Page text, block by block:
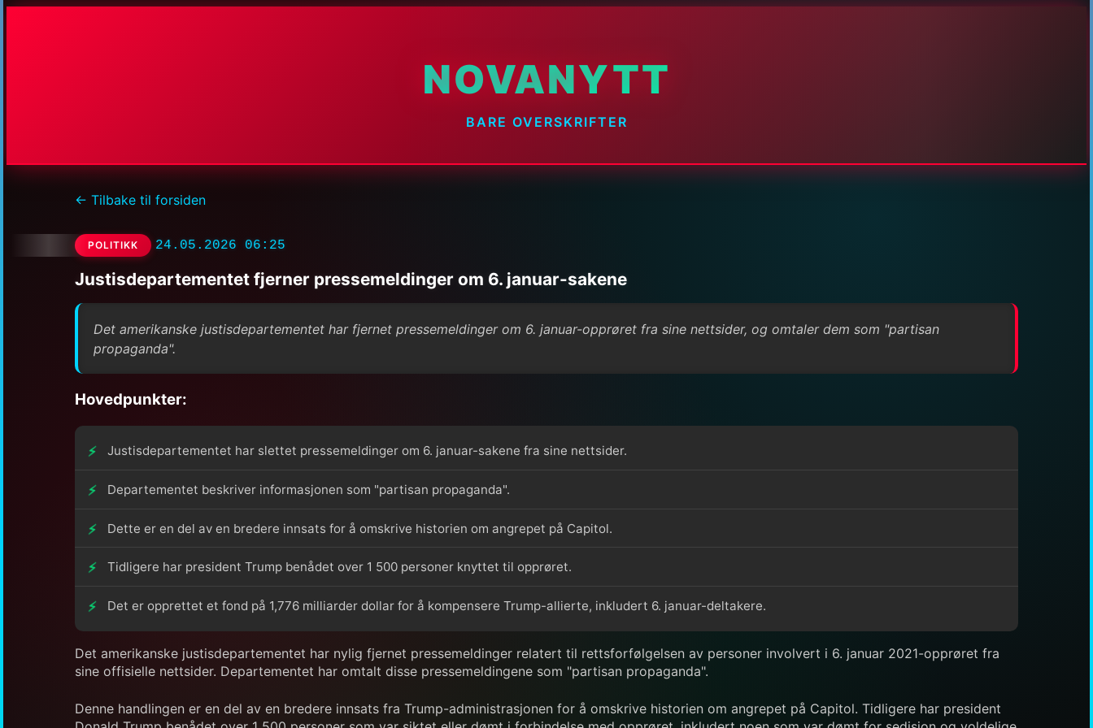
NOVANYTT
BARE OVERSKRIFTER
← Tilbake til forsiden
POLITIKK 24.05.2026 06:25
Justisdepartementet fjerner pressemeldinger om 6. januar-sakene
Det amerikanske justisdepartementet har fjernet pressemeldinger om 6. januar-opprøret fra sine nettsider, og omtaler dem som "partisan
propaganda".
Hovedpunkter:
Justisdepartementet har slettet pressemeldinger om 6. januar-sakene fra sine nettsider.
Departementet beskriver informasjonen som "partisan propaganda".
Dette er en del av en bredere innsats for å omskrive historien om angrepet på Capitol.
Tidligere har president Trump benådet over 1 500 personer knyttet til opprøret.
Det er opprettet et fond på 1,776 milliarder dollar for å kompensere Trump-allierte, inkludert 6. januar-deltakere.
Det amerikanske justisdepartementet har nylig fjernet pressemeldinger relatert til rettsforfølgelsen av personer involvert i 6. januar 2021-opprøret fra
sine offisielle nettsider. Departementet har omtalt disse pressemeldingene som "partisan propaganda".
Denne handlingen er en del av en bredere innsats fra Trump-administrasjonen for å omskrive historien om angrepet på Capitol. Tidligere har president